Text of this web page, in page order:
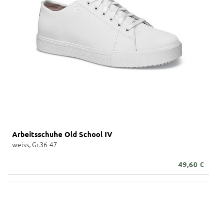
Arbeitsschuhe Old School IV
weiss, Gr.36-47
49,60 €